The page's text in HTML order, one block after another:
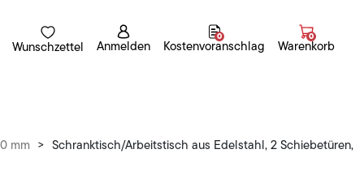
Wunschzettel Anmelden Kostenvoranschlag
0
Warenkorb
0
mm > Schranktisch/Arbeitstisch aus Edelstahl, 2 Schiebetüren,